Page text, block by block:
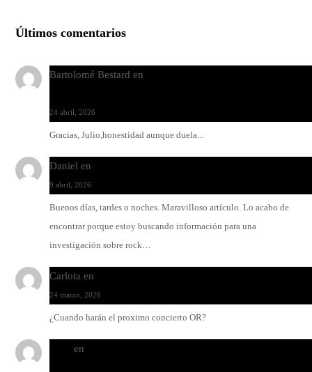
Últimos comentarios
Bartolomé Bestard en
24 abril, 2026
Gracias, Julio,honestidad aunque duela...
Daniel en
9 abril, 2026
Buenos días, tardes o noches. Maravilloso artículo. Lo acabo de
encontrar porque estoy buscando información para una
investigación sobre rock…
Carlota en
24 marzo, 2026
¿Cuando harán el proximo concierto OR?
en